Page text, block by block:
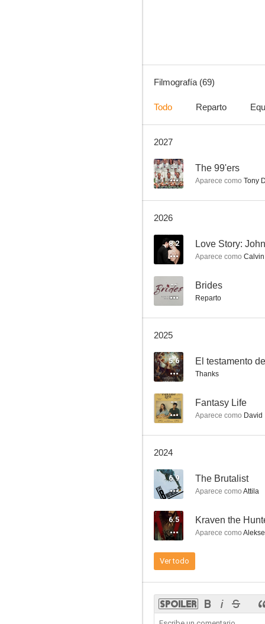
Santos criminales
Kraven the Hunter
The Eye (Visiones)
5.9
Filmografía (69)
Todo Reparto
2027
-- The 99'ers
Aparece como Tony
2026
8.2
Aparece como
-- Brides
Reparto
2025
5.6 El testamento
Thanks
-- Fantasy Life
Aparece como David
2024
6.9 The Brutalist
Aparece como Attila
6.5 Kraven the
Aparece como
Ver todo